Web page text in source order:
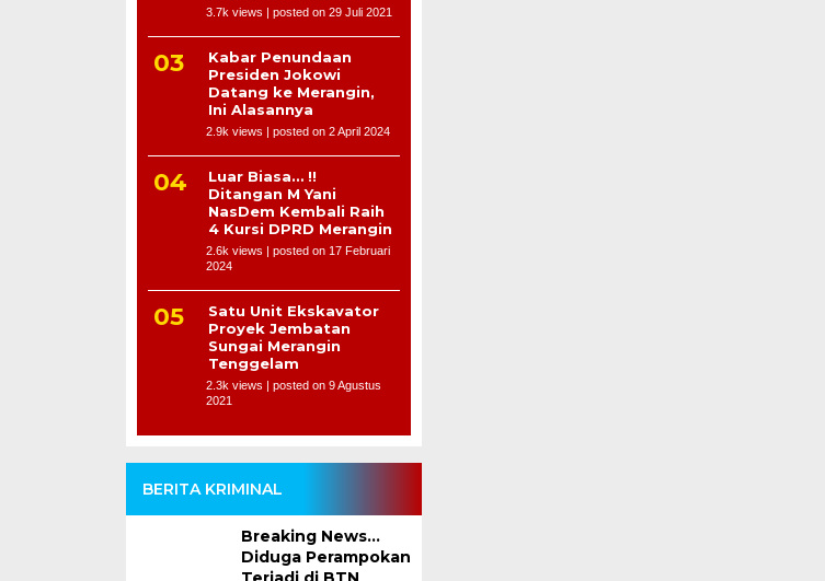
3.7k views | posted on 29 Juli 2021
Kabar Penundaan
Presiden Jokowi
Datang ke Merangin,
Ini Alasannya
2.9k views | posted on 2 April 2024
Luar Biasa… !!
Ditangan M Yani
NasDem Kembali Raih
4 Kursi DPRD Merangin
2.6k views | posted on 17 Februari
2024
Satu Unit Ekskavator
Proyek Jembatan
Sungai Merangin
Tenggelam
2.3k views | posted on 9 Agustus
2021
BERITA KRIMINAL
Breaking News…
Diduga Perampokan